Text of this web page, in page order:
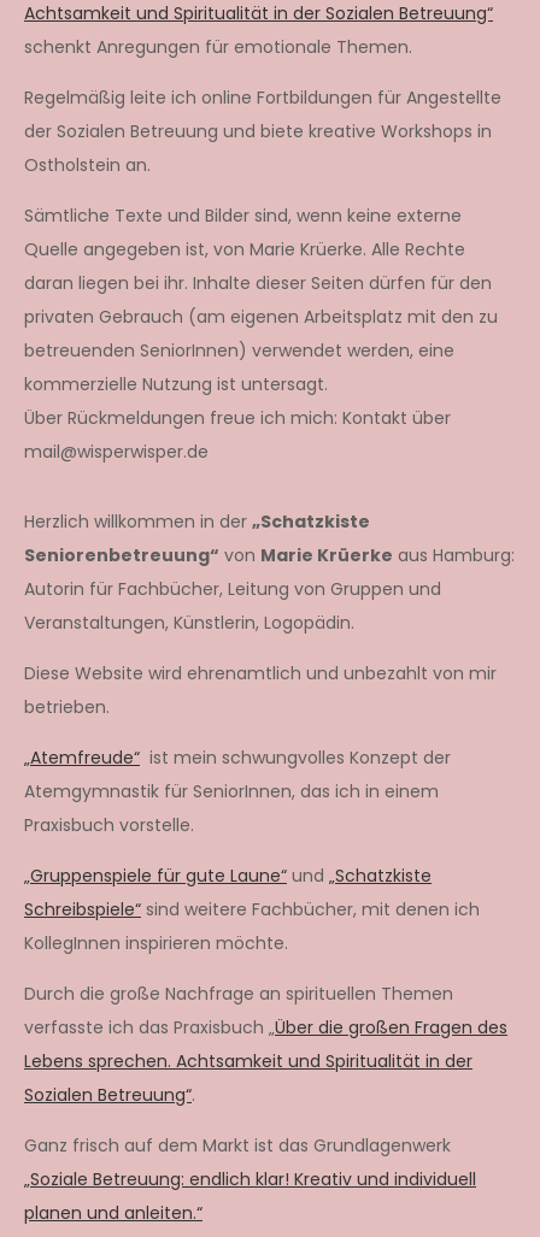
Achtsamkeit und Spiritualität in der Sozialen Betreuung“
schenkt Anregungen für emotionale Themen.
Regelmäßig leite ich online Fortbildungen für Angestellte
der Sozialen Betreuung und biete kreative Workshops in
Ostholstein an.
Sämtliche Texte und Bilder sind, wenn keine externe
Quelle angegeben ist, von Marie Krüerke. Alle Rechte
daran liegen bei ihr. Inhalte dieser Seiten dürfen für den
privaten Gebrauch (am eigenen Arbeitsplatz mit den zu
betreuenden SeniorInnen) verwendet werden, eine
kommerzielle Nutzung ist untersagt.
Über Rückmeldungen freue ich mich: Kontakt über
mail@wisperwisper.de
Herzlich willkommen in der „Schatzkiste
Seniorenbetreuung“ von Marie Krüerke aus Hamburg:
Autorin für Fachbücher, Leitung von Gruppen und
Veranstaltungen, Künstlerin, Logopädin.
Diese Website wird ehrenamtlich und unbezahlt von mir
betrieben.
„Atemfreude“ ist mein schwungvolles Konzept der
Atemgymnastik für SeniorInnen, das ich in einem
Praxisbuch vorstelle.
„Gruppenspiele für gute Laune“ und „Schatzkiste
Schreibspiele“ sind weitere Fachbücher, mit denen ich
KollegInnen inspirieren möchte.
Durch die große Nachfrage an spirituellen Themen
verfasste ich das Praxisbuch „Über die großen Fragen des
Lebens sprechen. Achtsamkeit und Spiritualität in der
Sozialen Betreuung“.
Ganz frisch auf dem Markt ist das Grundlagenwerk
„Soziale Betreuung: endlich klar! Kreativ und individuell
planen und anleiten.“